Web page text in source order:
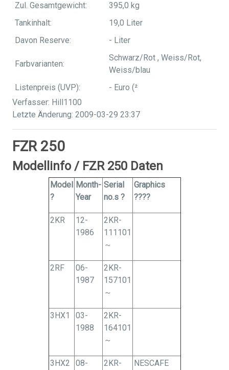
Zul. Gesamtgewicht:
395,0 kg
Tankinhalt:
19,0 Liter
Davon Reserve:
- Liter
Farbvarianten:
Schwarz/Rot , Weiss/Rot,
Weiss/blau
Listenpreis (UVP):
- Euro (²
Verfasser: Hill1100
Letzte Änderung: 2009-03-29 23:37
FZR 250
Modellinfo / FZR 250 Daten
Model
?
Month-
Year
Serial
no.s ?
Graphics
????
2KR
12-
1986
2KR-
111101
～
2RF
06-
1987
2KR-
157101
～
3HX1
03-
1988
2KR-
164101
～
3HX2
08-
2KR-
NESCAFE